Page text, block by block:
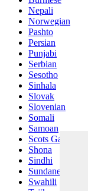
Nepali
Norwegian
Pashto
Persian
Punjabi
Serbian
Sesotho
Sinhala
Slovak
Slovenian
Somali
Samoan
Scots Gaelic
Shona
Sindhi
Sundanese
Swahili